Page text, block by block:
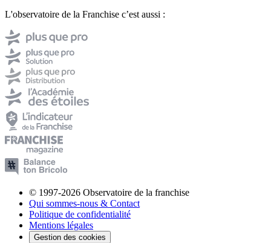
L'observatoire de la Franchise c’est aussi :
© 1997-2026 Observatoire de la franchise
Qui sommes-nous & Contact
Politique de confidentialité
Mentions légales
Gestion des cookies